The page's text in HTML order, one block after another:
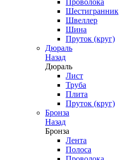
Проволока
Шестигранник
Швеллер
Шина
Пруток (круг)
Дюраль
Назад
Дюраль
Лист
Труба
Плита
Пруток (круг)
Бронза
Назад
Бронза
Лента
Полоса